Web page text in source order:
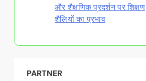
और शैक्षणिक प्रदर्शन पर शिक्षण
शैलियों का प्रभाव
PARTNER